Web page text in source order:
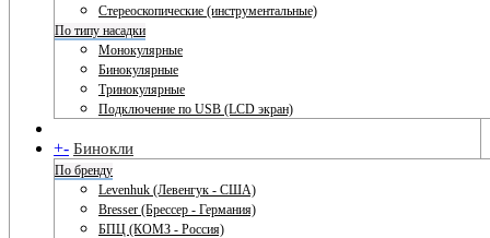
Стереоскопические (инструментальные)
По типу насадки
Монокулярные
Бинокулярные
Тринокулярные
Подключение по USB (LCD экран)
+- Бинокли
По бренду
Levenhuk (Левенгук - США)
Bresser (Брессер - Германия)
БПЦ (КОМЗ - Россия)